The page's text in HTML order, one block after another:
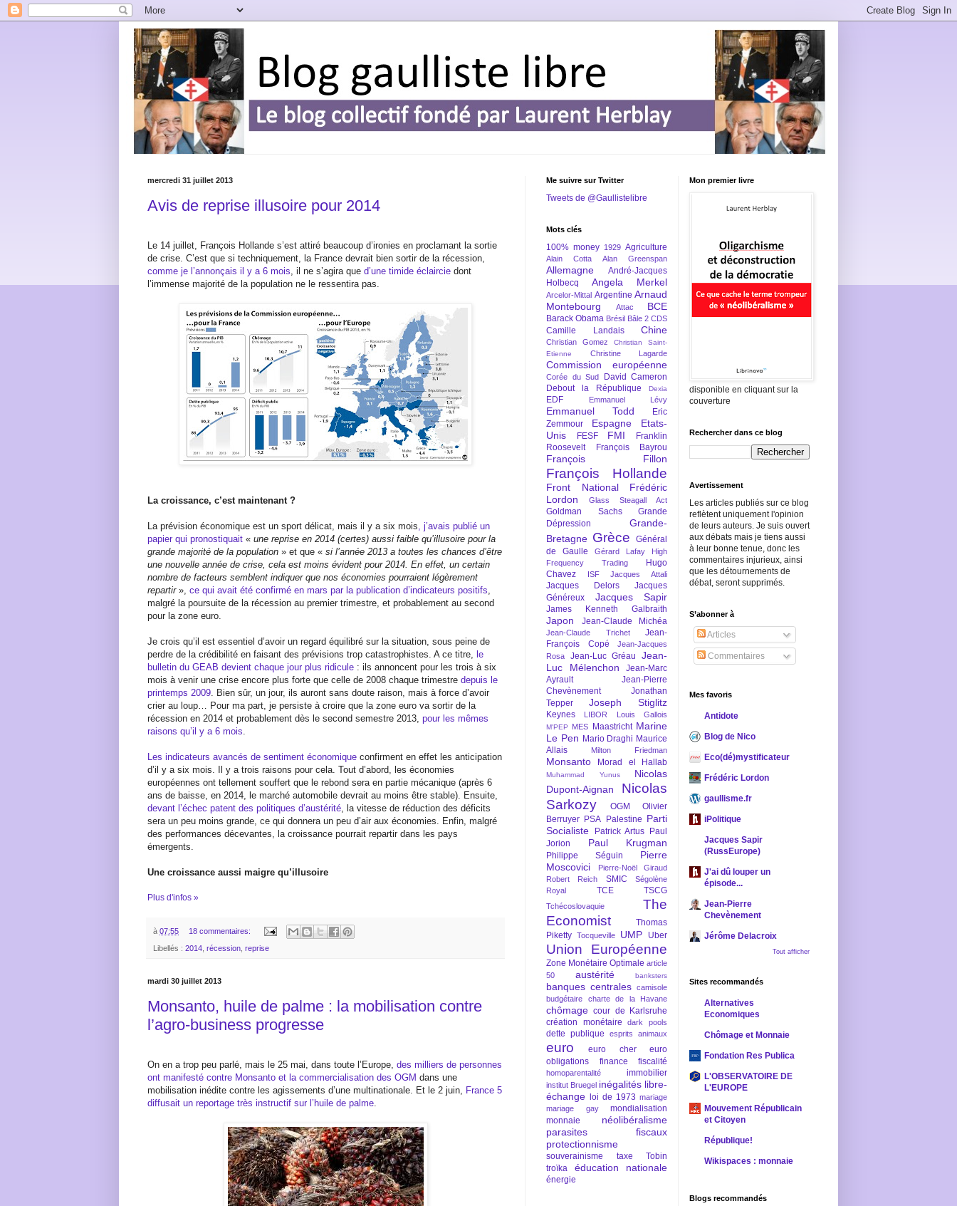
mercredi 31 juillet 2013
Avis de reprise illusoire pour 2014
Le 14 juillet, François Hollande s’est attiré beaucoup d’ironies en proclamant la sortie
de crise. C’est que si techniquement, la France devrait bien sortir de la récession,
comme je l’annonçais il y a 6 mois , il ne s’agira que d’une timide éclaircie dont
l’immense majorité de la population ne le ressentira pas.
La croissance, c’est maintenant ?
La prévision économique est un sport délicat, mais il y a six mois , j’avais publié un
papier qui pronostiquait « une reprise en 2014 (certes) aussi faible qu’illusoire pour la
grande majorité de la population » et que « si l’année 2013 a toutes les chances d’être
une nouvelle année de crise, cela est moins évident pour 2014. En effet, un certain
nombre de facteurs semblent indiquer que nos économies pourraient légèrement
repartir», ce qui avait été confirmé en mars par la publication d’indicateurs positifs
malgré la poursuite de la récession au premier trimestre, et probablement au second
pour la zone euro.
Je crois qu’il est essentiel d’avoir un regard équilibré sur la situation, sous peine de
perdre de la crédibilité en faisant des prévisions trop catastrophistes. A ce titre, le
bulletin du GEAB devient chaque jour plus ridicule : ils annoncent pour les trois à six
mois à venir une crise encore plus forte que celle de 2008 chaque trimestre depuis le
printemps 2009 . Bien sûr, un jour, ils auront sans doute raison, mais à force d’avoir
crier au loup… Pour ma part, je persiste à croire que la zone euro va sortir de la
récession en 2014 et probablement dès le second semestre 2013, pour les mêmes
raisons qu’il y a 6 mois
Les indicateurs avancés de sentiment économique confirment en effet les anticipation
d’il y a six mois. Il y a trois raisons pour cela. Tout d’abord, les économies
européennes ont tellement souffert que le rebond sera en partie mécanique (après 6
ans de baisse, en 2014, le marché automobile devrait au moins être stable). Ensuite,
devant l’échec patent des politiques d’austérité , la vitesse de réduction des déficits
sera un peu moins grande, ce qui donnera un peu d’air aux économies. Enfin, malgré
des performances décevantes, la croissance pourrait repartir dans les pays
émergents.
Une croissance aussi maigre qu’illusoire
Plus d'infos »
à 07:55 18 commentaires:
Libellés : 2014 récession reprise
mardi 30 juillet 2013
Monsanto, huile de palme : la mobilisation contre
l’agro-business progresse
On en a trop peu parlé, mais le 25 mai, dans toute l’Europe, des milliers de personnes
ont manifesté contre Monsanto et la commercialisation des OGM dans une
mobilisation inédite contre les agissements d’une multinationale. Et le 2 juin,
France 5
diffusait un reportage très instructif sur l’huile de palme
Me suivre sur Twitter
Tweets de @Gaullistelibre
Mots clés
100% money 1929 Agriculture
Alain Cotta Alan Greenspan
Allemagne
André-Jacques
Holbecq
Angela Merkel
Arcelor-Mittal Argentine Arnaud
Montebourg
Attac BCE
Barack Obama Brésil Bâle 2 CDS
Camille Landais Chine
Christian Gomez
Christian Saint-
Etienne
Christine Lagarde
Commission européenne
Corée du Sud
David Cameron
Debout la République
Dexia
EDF Emmanuel Lévy
Emmanuel Todd
Eric
Zemmour
Espagne
Etats-
Unis
FESF FMI
Franklin
Roosevelt
François Bayrou
François Fillon
François Hollande
Front National
Frédéric
Lordon
Glass Steagall Act
Goldman Sachs
Grande
Dépression
Grande-
Bretagne Grèce
Général
de Gaulle
Gérard Lafay
High
Frequency Trading
Hugo
Chavez
ISF Jacques Attali
Jacques Delors
Jacques
Généreux
Jacques Sapir
James Kenneth Galbraith
Japon Jean-Claude Michéa
Jean-Claude Trichet
Jean-
François Copé
Jean-Jacques
Rosa
Jean-Luc Gréau
Jean-
Luc Mélenchon
Jean-Marc
Ayrault
Jean-Pierre
Chevènement
Jonathan
Tepper
Joseph Stiglitz
Keynes LIBOR Louis Gallois
M'PEP MES Maastricht Marine
Le Pen Mario Draghi Maurice
Allais
Milton Friedman
Monsanto Morad el Hallab
Muhammad Yunus
Nicolas
Dupont-Aignan
Nicolas
Sarkozy
OGM
Olivier
Berruyer PSA Palestine Parti
Socialiste
Patrick Artus
Paul
Jorion
Paul Krugman
Philippe Séguin
Pierre
Moscovici
Pierre-Noël Giraud
Robert Reich
SMIC
Ségolène
Royal
TCE TSCG
Tchécoslovaquie
The
Economist
Thomas
Piketty Tocqueville UMP Uber
Union Européenne
Zone Monétaire Optimale article
50
austérité banksters
banques centrales camisole
budgétaire
charte de la Havane
chômage cour de Karlsruhe
création monétaire
dark pools
dette publique esprits animaux
euro euro cher
euro
obligations
finance fiscalité
homoparentalité immobilier
institut Bruegel inégalités libre-
échange
loi de 1973 mariage
mariage gay
mondialisation
monnaie
néolibéralisme
parasites fiscaux
protectionnisme
souverainisme
taxe Tobin
troïka
éducation nationale
énergie
Mon premier livre
disponible en cliquant sur la
couverture
Rechercher dans ce blog
Avertissement
Les articles publiés sur ce blog
reflètent uniquement l'opinion
de leurs auteurs. Je suis ouvert
aux débats mais je tiens aussi
à leur bonne tenue, donc les
commentaires injurieux, ainsi
que les détournements de
débat, seront supprimés.
S’abonner à
Articles
Commentaires
Mes favoris
Antidote
Blog de Nico
Eco(dé)mystificateur
Frédéric Lordon
gaullisme.fr
iPolitique
Jacques Sapir
(RussEurope)
J'ai dû louper un
épisode...
Jean-Pierre
Chevènement
Jérôme Delacroix
Tout afficher
Sites recommandés
Alternatives
Economiques
Chômage et Monnaie
Fondation Res Publica
L'OBSERVATOIRE DE
L'EUROPE
Mouvement Républicain
et Citoyen
République!
Wikispaces : monnaie
Blogs recommandés